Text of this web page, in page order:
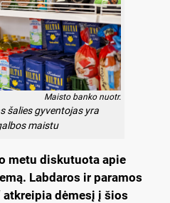
Maisto banko nuotr.
šalies gyventojas yra
maistu
metu diskutuota apie
Labdaros ir paramos
atkreipia dėmesį į šios